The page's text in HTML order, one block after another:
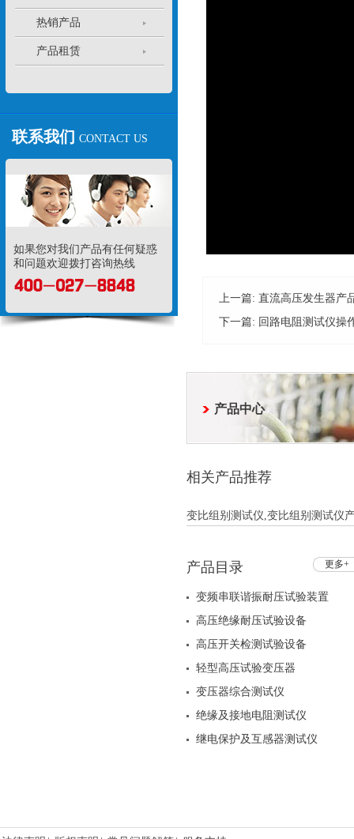
热销产品
产品租赁
联系我们 CONTACT US
如果您对我们产品有任何疑惑
和问题欢迎拨打咨询热线
上一篇: 直流高压发生器产
下一篇: 回路电阻测试仪操
产品中心
相关产品推荐
变比组别测试仪,变比组别测试仪
更多+
产品目录
变频串联谐振耐压试验装置
高压绝缘耐压试验设备
高压开关检测试验设备
轻型高压试验变压器
变压器综合测试仪
绝缘及接地电阻测试仪
继电保护及互感器测试仪